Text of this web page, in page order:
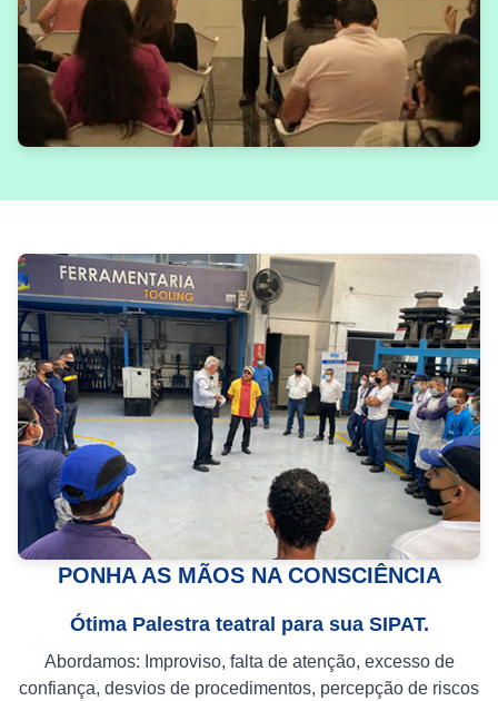
PONHA AS MÃOS NA CONSCIÊNCIA
Ótima Palestra teatral para sua SIPAT.
Abordamos: Improviso, falta de atenção, excesso de
confiança, desvios de procedimentos, percepção de riscos